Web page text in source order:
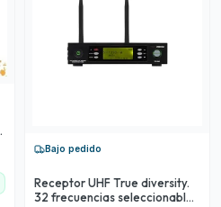
Bajo pedido
Receptor UHF True diversity.
32 frecuencias seleccionables